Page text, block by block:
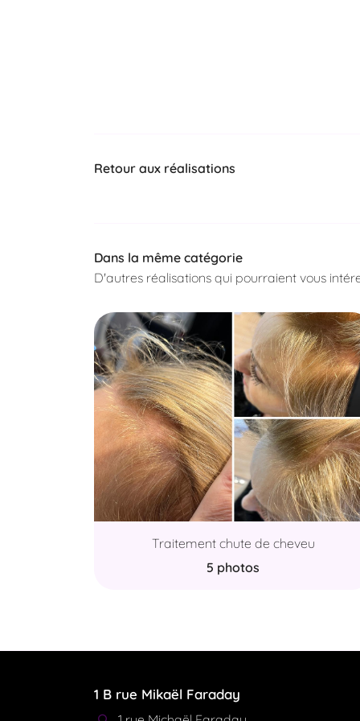
Retour aux réalisations
Dans la même catégorie
D'autres réalisations qui pourraient vous
Traitement chute de cheveu
5 photos
1 B rue Mikaël Faraday